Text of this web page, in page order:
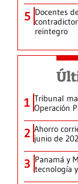
5 Docentes
reintegro
1 Tribunal
Operación
2 Ahorro
junio de
3 Panamá y
tecnología